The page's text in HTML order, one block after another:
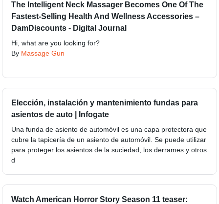
The Intelligent Neck Massager Becomes One Of The
Fastest-Selling Health And Wellness Accessories –
DamDiscounts - Digital Journal
Hi, what are you looking for?
By Massage Gun
Elección, instalación y mantenimiento fundas para
asientos de auto | Infogate
Una funda de asiento de automóvil es una capa protectora que
cubre la tapicería de un asiento de automóvil. Se puede utilizar
para proteger los asientos de la suciedad, los derrames y otros
d
Watch American Horror Story Season 11 teaser: